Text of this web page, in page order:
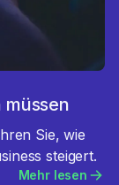
müssen
Sie, wie
steigert.
Mehr lesen